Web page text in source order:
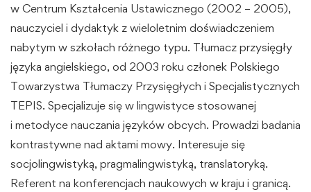
w Centrum Kształcenia Ustawicznego (2002 – 2005),
nauczyciel i dydaktyk z wieloletnim doświadczeniem
nabytym w szkołach różnego typu. Tłumacz przysięgły
języka angielskiego, od 2003 roku członek Polskiego
Towarzystwa Tłumaczy Przysięgłych i Specjalistycznych
TEPIS. Specjalizuje się w lingwistyce stosowanej
i metodyce nauczania języków obcych. Prowadzi badania
kontrastywne nad aktami mowy. Interesuje się
socjolingwistyką, pragmalingwistyką, translatoryką.
Referent na konferencjach naukowych w kraju i granicą.